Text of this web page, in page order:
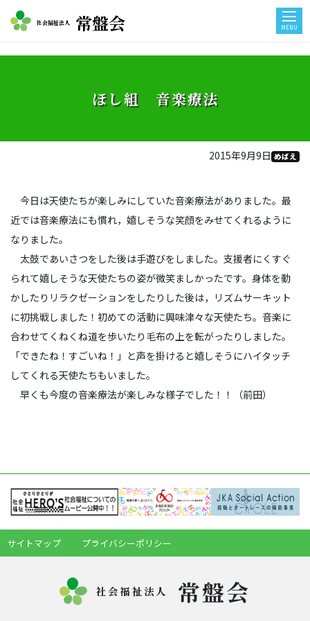
社会福祉法人 常盤会 MENU
ほし組 音楽療法
2015年9月9日 めばえ
今日は天使たちが楽しみにしていた音楽療法がありました。最
近では音楽療法にも慣れ，嬉しそうな笑顔をみせてくれるように
なりました。
太鼓であいさつをした後は手遊びをしました。支援者にくすぐ
られて嬉しそうな天使たちの姿が微笑ましかったです。身体を動
かしたりリラクゼーションをしたりした後は，リズムサーキット
に初挑戦しました！初めての活動に興味津々な天使たち。音楽に
合わせてくねくね道を歩いたり毛布の上を転がったりしました。
「できたね！すごいね！」と声を掛けると嬉しそうにハイタッチ
してくれる天使たちもいました。
早くも今度の音楽療法が楽しみな様子でした！！（前田）
サイトマップ プライバシーポリシー
社会福祉法人 常盤会